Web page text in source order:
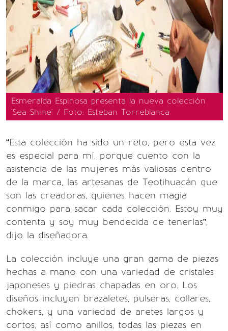
Esmeralda Espinosa presenta la nueva colección
'Sea Shine' / Foto: Esteban Torreblanca
“Esta colección ha sido un reto, pero esta vez
es especial para mí, porque cuento con la
asistencia de las mujeres más valiosas dentro
de la marca, las artesanas de Teotihuacán que
son las creadoras, quienes hacen magia
conmigo para sacar cada colección. Estoy muy
contenta y soy muy bendecida de tenerlas”,
dijo la diseñadora.
La colección incluye una gran gama de piezas
hechas a mano con una variedad de cristales
japoneses y piedras chapadas en oro. Los
diseños incluyen brazaletes, pulseras, collares,
chokers, y una variedad de aretes largos y
cortos, así como anillos, todas las piezas en